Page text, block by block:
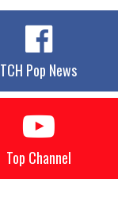
TCH Pop News
Top Channel